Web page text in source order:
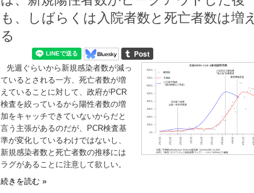
も、しばらくは入院者数と死亡者数は増え
る
先週ぐらいから新規感染者数が減っ
ているとされる一方、死亡者数が増
えていることに対して、政府がPCR
検査を絞っているから陽性者数の増
加をキャッチできていないからだと
言う主張があるのだが、PCR検査基
準が変化しているわけではないし、
新規感染者数と死亡者数の推移には
ラグがあることに注意して欲しい。
続きを読む »